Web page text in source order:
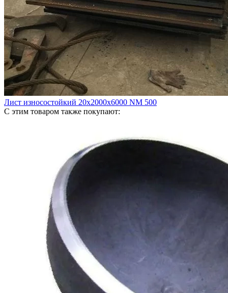
Лист износостойкий 20х2000х6000 NM 500
С этим товаром также покупают: